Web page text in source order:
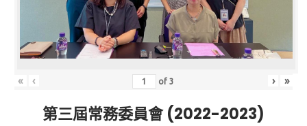
« ‹ of3 › »
第三屆常務委員會 (2022-2023)